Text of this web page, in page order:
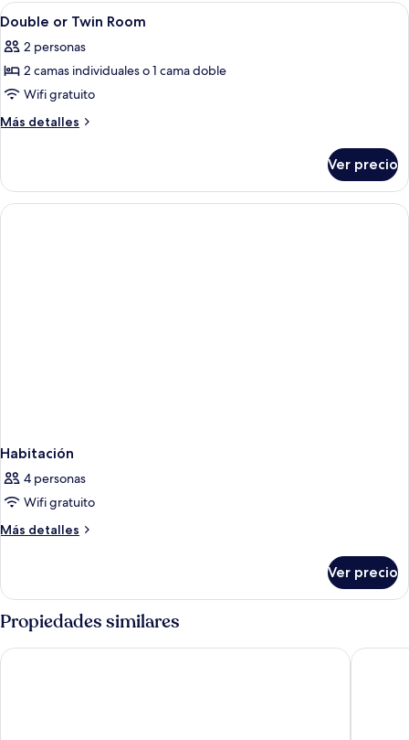
Abrir
todas
las
fotos
de
Double
Room
Habitación de hotel con dos camas,
5
Double or Twin Room
2 personas
2 camas individuales o 1 cama doble
Wifi gratuito
Más detalles
Más
or
Twin
Room
Ver precio
Habitación
4 personas
Wifi gratuito
Más detalles
Más
Ver precio
Propiedades similares
The Coach & Horses Hotel The